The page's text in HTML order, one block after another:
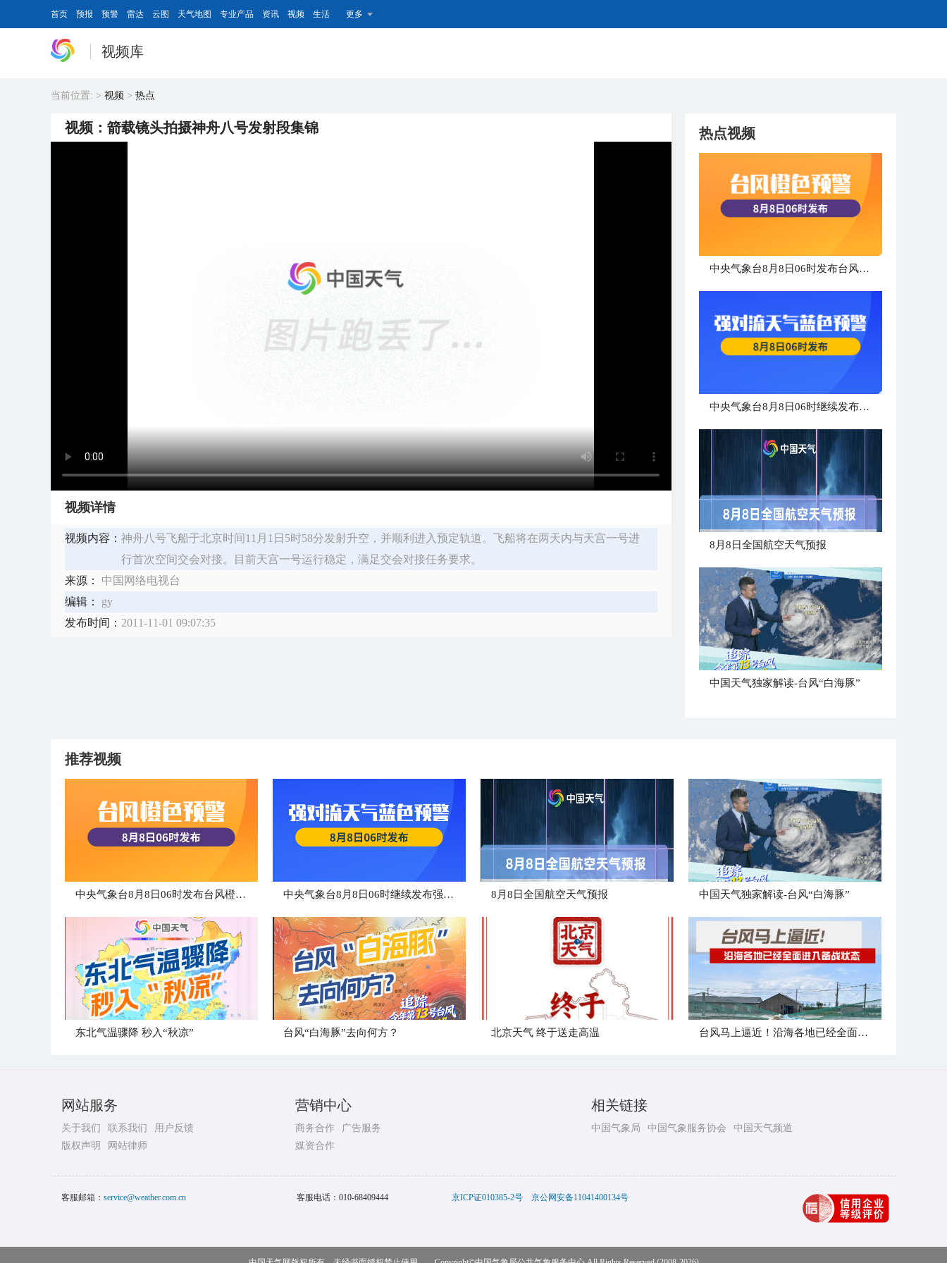
首页 预报 预警 雷达 云图 天气地图 专业产品 资讯 视频 生活 更多
视频库
当前位置: > 视频 > 热点
视频：箭载镜头拍摄神舟八号发射段集锦
视频详情
视频内容： 神舟八号飞船于北京时间11月1日5时58分发射升空，并顺利进入预定轨道。飞船将在两天内与天宫一号进
行首次空间交会对接。目前天宫一号运行稳定，满足交会对接任务要求。
来源：
中国网络电视台
编辑：
gy
发布时间： 2011-11-01 09:07:35
热点视频
中央气象台8月8日06时发布台风橙色预警
中央气象台8月8日06时继续发布强对流天气蓝色预警
8月8日全国航空天气预报
中国天气独家解读-台风“白海豚”
推荐视频
中央气象台8月8日06时发布台风橙色预警 中央气象台8月8日06时继续发布强对流天气蓝色预警 8月8日全国航空天气预报 中国天气独家解读-台风“白海豚”
东北气温骤降 秒入“秋凉” 台风“白海豚”去向何方？ 北京天气 终于送走高温 台风马上逼近！沿海各地已经全面进入备战状态
网站服务
关于我们 联系我们
用户反馈
版权声明
网站律师
营销中心
商务合作
广告服务
媒资合作
相关链接
中国气象局 中国气象服务协会 中国天气频道
客服邮箱： service@weather.com.cn 客服电话： 010-68409444 京ICP证010385-2号 京公网安备11041400134号